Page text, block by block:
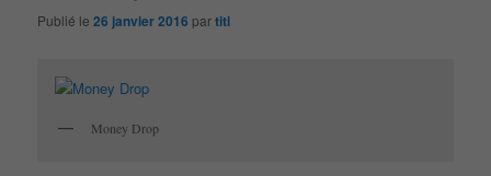
Publié le26 janvier 2016 partiti
Money Drop